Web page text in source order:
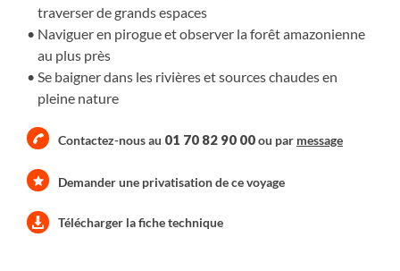
traverser de grands espaces
Naviguer en pirogue et observer la forêt amazonienne
au plus près
Se baigner dans les rivières et sources chaudes en
pleine nature
Contactez-nous au 01 70 82 90 00ou par message
Demander une privatisation de ce voyage
Télécharger la fiche technique